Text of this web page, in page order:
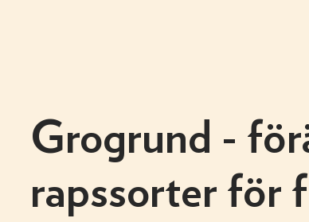
Grogrund -
rapssorter för